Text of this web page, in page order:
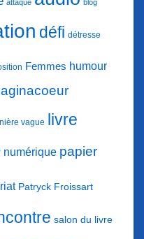
attaque blog
défi détresse
Femmes humour
vague livre
numérique papier
Patryck Froissart
salon du livre